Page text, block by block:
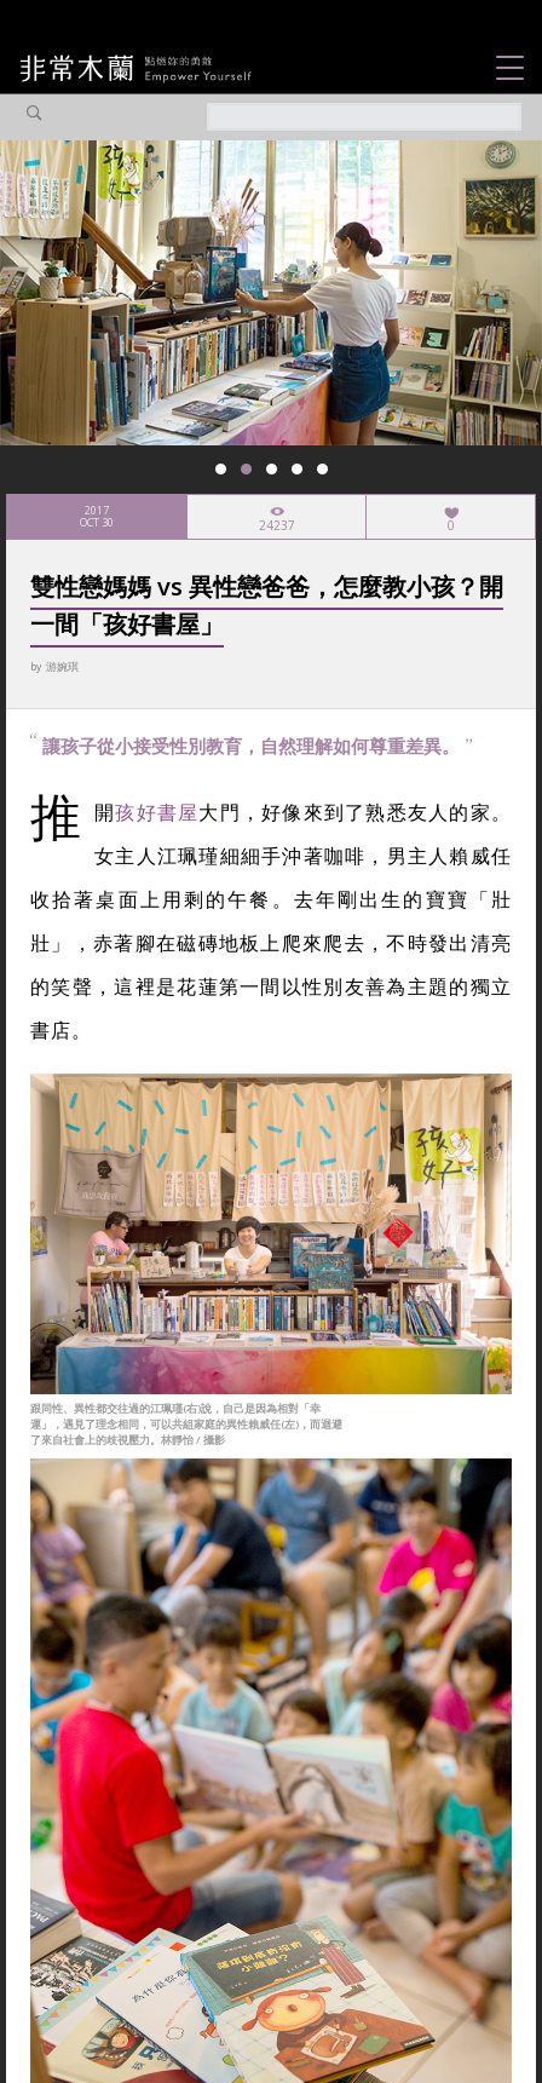
觀點專欄
焦點企劃
社會企業
認識我們
2017
OCT 30 24237 0
雙性戀媽媽 vs 異性戀爸爸，怎麼教小孩？開
一間「孩好書屋」
by 游婉琪
讓孩子從小接受性別教育，自然理解如何尊重差異。
推 開孩好書屋大門，好像來到了熟悉友人的家。
女主人江珮瑾細細手沖著咖啡，男主人賴威任
收拾著桌面上用剩的午餐。去年剛出生的寶寶「壯
壯」，赤著腳在磁磚地板上爬來爬去，不時發出清亮
的笑聲，這裡是花蓮第一間以性別友善為主題的獨立
書店。
跟同性、異性都交往過的江珮瑾(右)說，自己是因為相對「幸
運」，遇見了理念相同，可以共組家庭的異性賴威任(左)，而迴避
了來自社會上的歧視壓力。林靜怡 / 攝影